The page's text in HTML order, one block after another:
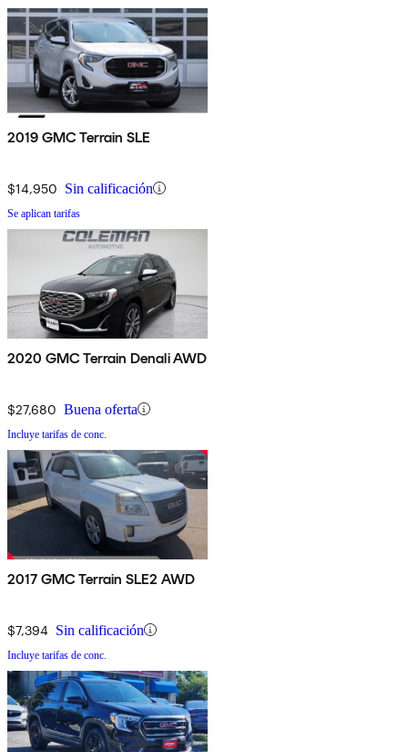
2019 GMC Terrain SLE
$14,950 Sin calificación
Se aplican tarifas
2020 GMC Terrain Denali AWD
$27,680 Buena oferta
Incluye tarifas de conc.
2017 GMC Terrain SLE2 AWD
$7,394 Sin calificación
Incluye tarifas de conc.